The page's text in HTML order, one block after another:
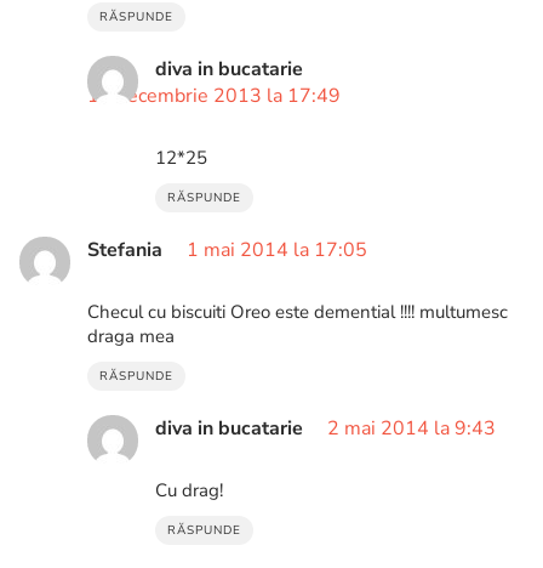
RĂSPUNDE
diva in bucatarie
15 decembrie 2013 la 17:49
12*25
RĂSPUNDE
Stefania 1 mai 2014 la 17:05
Checul cu biscuiti Oreo este demential !!!! multumesc
draga mea
RĂSPUNDE
diva in bucatarie 2 mai 2014 la 9:43
Cu drag!
RĂSPUNDE